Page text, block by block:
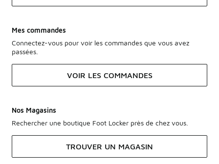
Mes commandes
Connectez-vous pour voir les commandes que vous avez
passées.
VOIR LES COMMANDES
Nos Magasins
Rechercher une boutique Foot Locker près de chez vous.
TROUVER UN MAGASIN